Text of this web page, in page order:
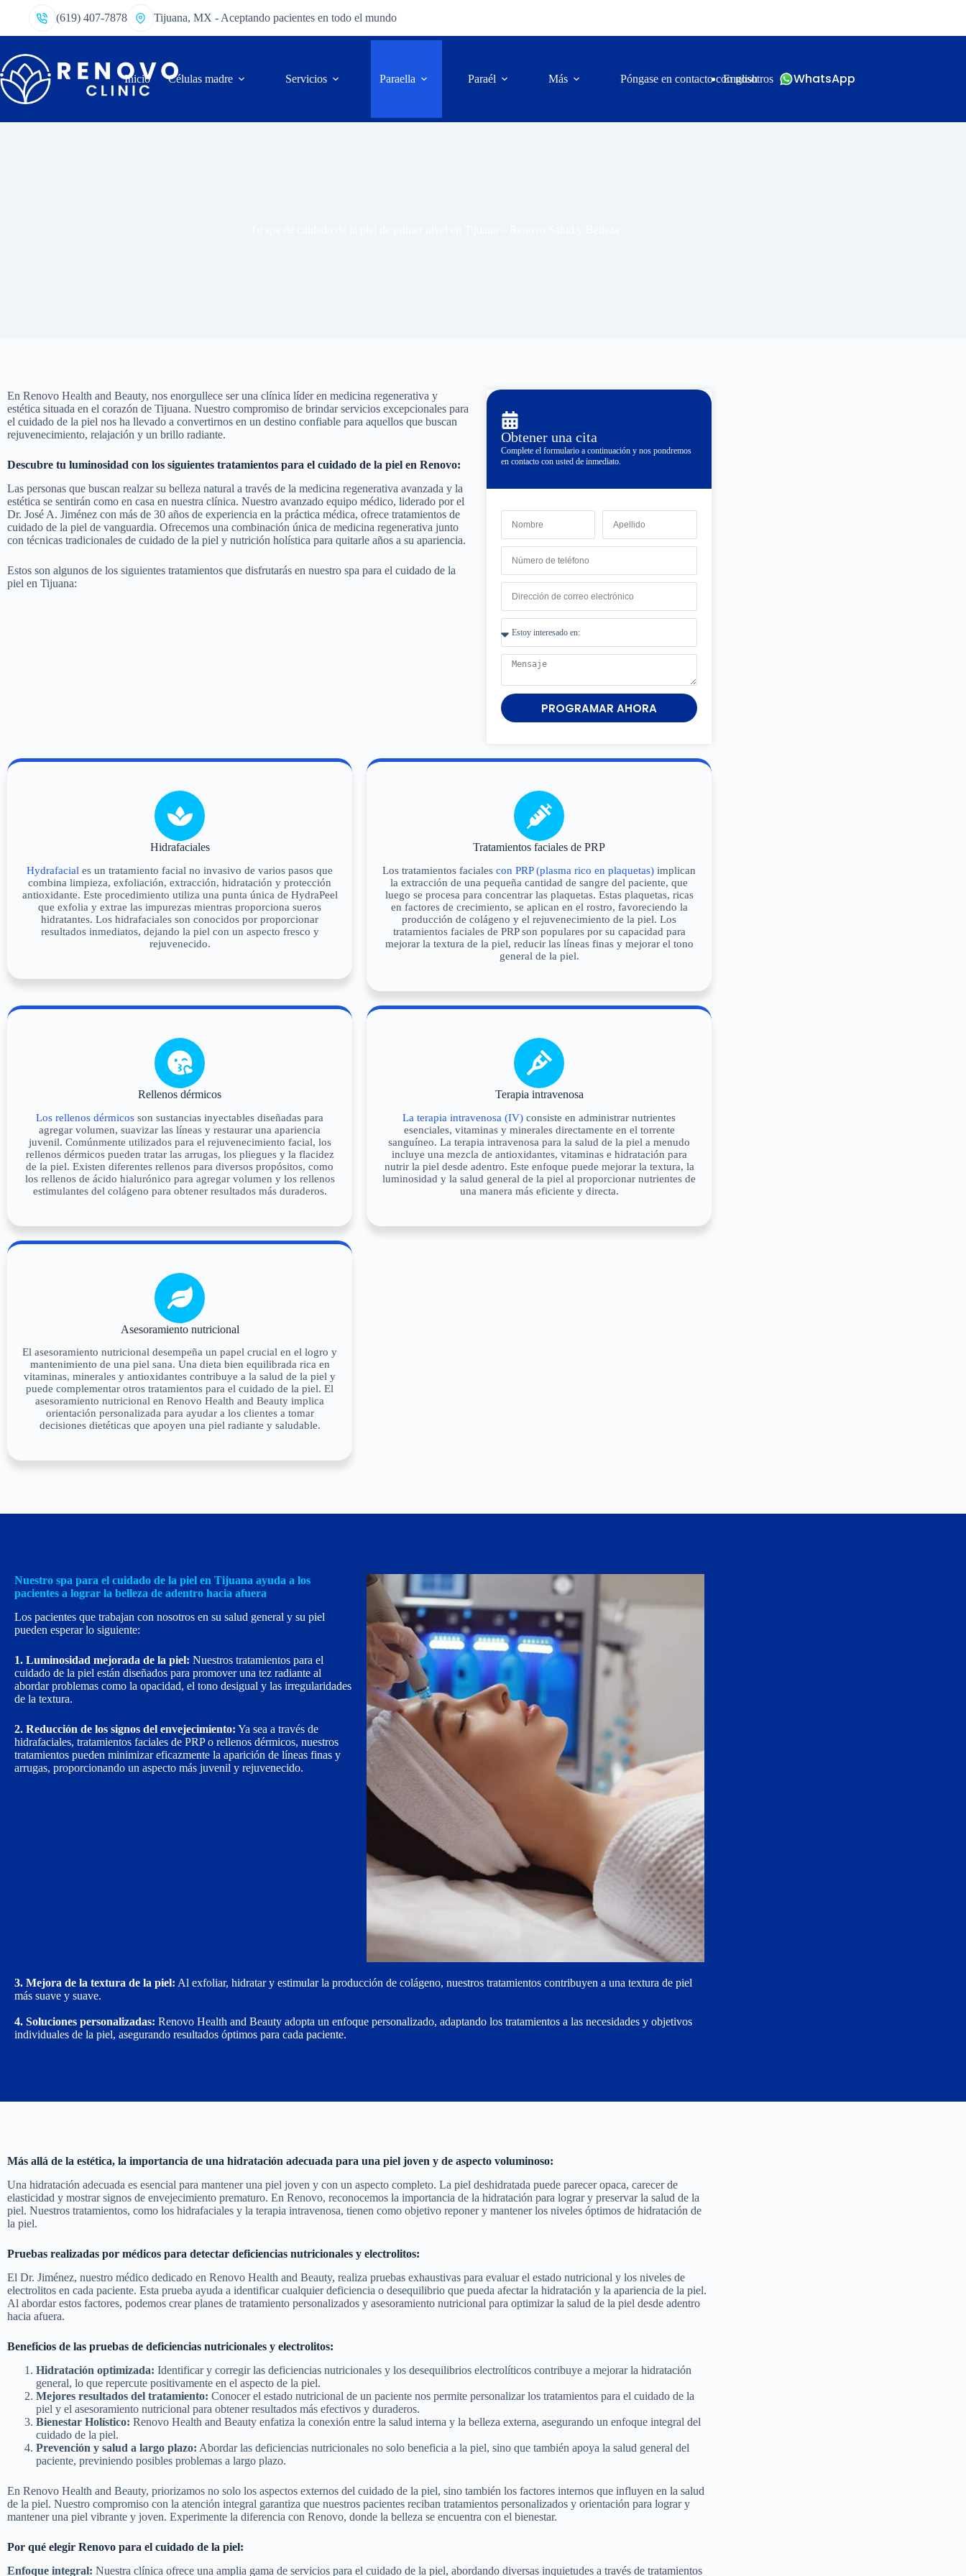
(619) 407-7878 Tijuana, MX - Aceptando pacientes en todo el mundo
Inicio Células madre Servicios Paraella Paraél Más Póngase en contacto con nosotros
English WhatsApp
En Renovo Health and Beauty, nos enorgullece ser una clínica líder en medicina regenerativa y
estética situada en el corazón de Tijuana. Nuestro compromiso de brindar servicios excepcionales para
el cuidado de la piel nos ha llevado a convertirnos en un destino confiable para aquellos que buscan
rejuvenecimiento, relajación y un brillo radiante.
Descubre tu luminosidad con los siguientes tratamientos para el cuidado de la piel en Renovo:
Las personas que buscan realzar su belleza natural a través de la medicina regenerativa avanzada y la
estética se sentirán como en casa en nuestra clínica. Nuestro avanzado equipo médico, liderado por el
Dr. José A. Jiménez con más de 30 años de experiencia en la práctica médica, ofrece tratamientos de
cuidado de la piel de vanguardia. Ofrecemos una combinación única de medicina regenerativa junto
con técnicas tradicionales de cuidado de la piel y nutrición holística para quitarle años a su apariencia.
Estos son algunos de los siguientes tratamientos que disfrutarás en nuestro spa para el cuidado de la
piel en Tijuana:
Obtener una cita
Complete el formulario a continuación y nos pondremos
en contacto con usted de inmediato.
PROGRAMAR AHORA
Hidrafaciales
Hydrafacial es un tratamiento facial no invasivo de varios pasos que
combina limpieza, exfoliación, extracción, hidratación y protección
antioxidante. Este procedimiento utiliza una punta única de HydraPeel
que exfolia y extrae las impurezas mientras proporciona sueros
hidratantes. Los hidrafaciales son conocidos por proporcionar
resultados inmediatos, dejando la piel con un aspecto fresco y
rejuvenecido.
Tratamientos faciales de PRP
Los tratamientos faciales con PRP (plasma rico en plaquetas) implican
la extracción de una pequeña cantidad de sangre del paciente, que
luego se procesa para concentrar las plaquetas. Estas plaquetas, ricas
en factores de crecimiento, se aplican en el rostro, favoreciendo la
producción de colágeno y el rejuvenecimiento de la piel. Los
tratamientos faciales de PRP son populares por su capacidad para
mejorar la textura de la piel, reducir las líneas finas y mejorar el tono
general de la piel.
Rellenos dérmicos
Los rellenos dérmicos son sustancias inyectables diseñadas para
agregar volumen, suavizar las líneas y restaurar una apariencia
juvenil. Comúnmente utilizados para el rejuvenecimiento facial, los
rellenos dérmicos pueden tratar las arrugas, los pliegues y la flacidez
de la piel. Existen diferentes rellenos para diversos propósitos, como
los rellenos de ácido hialurónico para agregar volumen y los rellenos
estimulantes del colágeno para obtener resultados más duraderos.
Terapia intravenosa
La terapia intravenosa (IV) consiste en administrar nutrientes
esenciales, vitaminas y minerales directamente en el torrente
sanguíneo. La terapia intravenosa para la salud de la piel a menudo
incluye una mezcla de antioxidantes, vitaminas e hidratación para
nutrir la piel desde adentro. Este enfoque puede mejorar la textura, la
luminosidad y la salud general de la piel al proporcionar nutrientes de
una manera más eficiente y directa.
Asesoramiento nutricional
El asesoramiento nutricional desempeña un papel crucial en el logro y
mantenimiento de una piel sana. Una dieta bien equilibrada rica en
vitaminas, minerales y antioxidantes contribuye a la salud de la piel y
puede complementar otros tratamientos para el cuidado de la piel. El
asesoramiento nutricional en Renovo Health and Beauty implica
orientación personalizada para ayudar a los clientes a tomar
decisiones dietéticas que apoyen una piel radiante y saludable.
Nuestro spa para el cuidado de la piel en Tijuana ayuda a los
pacientes a lograr la belleza de adentro hacia afuera
Los pacientes que trabajan con nosotros en su salud general y su piel
pueden esperar lo siguiente:
1. Luminosidad mejorada de la piel: Nuestros tratamientos para el
cuidado de la piel están diseñados para promover una tez radiante al
abordar problemas como la opacidad, el tono desigual y las irregularidades
de la textura.
2. Reducción de los signos del envejecimiento: Ya sea a través de
hidrafaciales, tratamientos faciales de PRP o rellenos dérmicos, nuestros
tratamientos pueden minimizar eficazmente la aparición de líneas finas y
arrugas, proporcionando un aspecto más juvenil y rejuvenecido.
3. Mejora de la textura de la piel: Al exfoliar, hidratar y estimular la producción de colágeno, nuestros tratamientos contribuyen a una textura de piel
más suave y suave.
4. Soluciones personalizadas: Renovo Health and Beauty adopta un enfoque personalizado, adaptando los tratamientos a las necesidades y objetivos
individuales de la piel, asegurando resultados óptimos para cada paciente.
Más allá de la estética, la importancia de una hidratación adecuada para una piel joven y de aspecto voluminoso:
Una hidratación adecuada es esencial para mantener una piel joven y con un aspecto completo. La piel deshidratada puede parecer opaca, carecer de
elasticidad y mostrar signos de envejecimiento prematuro. En Renovo, reconocemos la importancia de la hidratación para lograr y preservar la salud de la
piel. Nuestros tratamientos, como los hidrafaciales y la terapia intravenosa, tienen como objetivo reponer y mantener los niveles óptimos de hidratación de
la piel.
Pruebas realizadas por médicos para detectar deficiencias nutricionales y electrolitos:
El Dr. Jiménez, nuestro médico dedicado en Renovo Health and Beauty, realiza pruebas exhaustivas para evaluar el estado nutricional y los niveles de
electrolitos en cada paciente. Esta prueba ayuda a identificar cualquier deficiencia o desequilibrio que pueda afectar la hidratación y la apariencia de la piel.
Al abordar estos factores, podemos crear planes de tratamiento personalizados y asesoramiento nutricional para optimizar la salud de la piel desde adentro
hacia afuera.
Beneficios de las pruebas de deficiencias nutricionales y electrolitos:
Hidratación optimizada: Identificar y corregir las deficiencias nutricionales y los desequilibrios electrolíticos contribuye a mejorar la hidratación
general, lo que repercute positivamente en el aspecto de la piel.
Mejores resultados del tratamiento: Conocer el estado nutricional de un paciente nos permite personalizar los tratamientos para el cuidado de la
piel y el asesoramiento nutricional para obtener resultados más efectivos y duraderos.
Bienestar Holístico: Renovo Health and Beauty enfatiza la conexión entre la salud interna y la belleza externa, asegurando un enfoque integral del
cuidado de la piel.
Prevención y salud a largo plazo: Abordar las deficiencias nutricionales no solo beneficia a la piel, sino que también apoya la salud general del
paciente, previniendo posibles problemas a largo plazo.
En Renovo Health and Beauty, priorizamos no solo los aspectos externos del cuidado de la piel, sino también los factores internos que influyen en la salud
de la piel. Nuestro compromiso con la atención integral garantiza que nuestros pacientes reciban tratamientos personalizados y orientación para lograr y
mantener una piel vibrante y joven. Experimente la diferencia con Renovo, donde la belleza se encuentra con el bienestar.
Por qué elegir Renovo para el cuidado de la piel:
Enfoque integral: Nuestra clínica ofrece una amplia gama de servicios para el cuidado de la piel, abordando diversas inquietudes a través de tratamientos